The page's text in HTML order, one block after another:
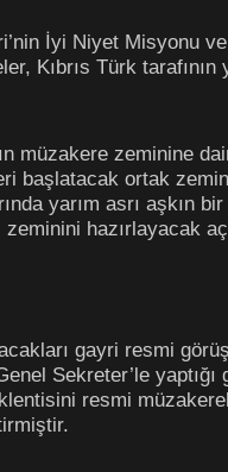
İyi Niyet Misyonu
Kıbrıs Türk tarafının
müzakere zeminine
ortak zemin
yarım asrı aşkın bir
hazırlayacak
gayri resmi
Sekreter’le yaptığı
resmi